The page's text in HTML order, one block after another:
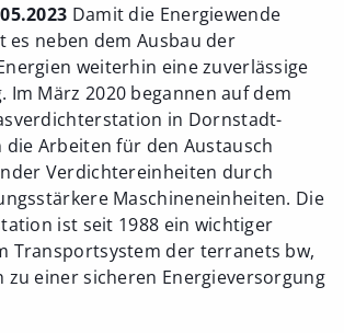
Damit die Energiewende
es neben dem Ausbau der
weiterhin eine zuverlässige
Im März 2020 begannen auf dem
in Dornstadt-
Arbeiten für den Austausch
Verdichtereinheiten durch
Maschineneinheiten. Die
ist seit 1988 ein wichtiger
Transportsystem der terranets bw,
zu einer sicheren Energieversorgung